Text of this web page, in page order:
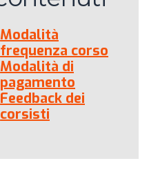
Modalità
frequenza corso
Modalità di
pagamento
Feedback dei
corsisti